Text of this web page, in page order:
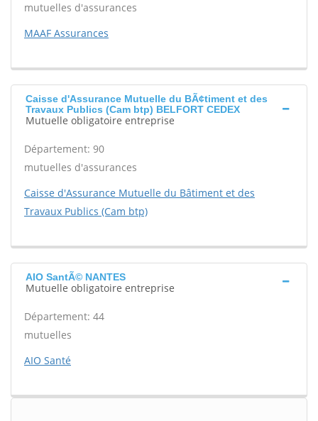
mutuelles d'assurances
MAAF Assurances
Caisse d'Assurance Mutuelle du BÃ¢timent et des
Travaux Publics (Cam btp) BELFORT CEDEX
Mutuelle obligatoire entreprise
Département: 90
mutuelles d'assurances
Caisse d'Assurance Mutuelle du Bâtiment et des
Travaux Publics (Cam btp)
AIO SantÃ© NANTES
Mutuelle obligatoire entreprise
Département: 44
mutuelles
AIO Santé